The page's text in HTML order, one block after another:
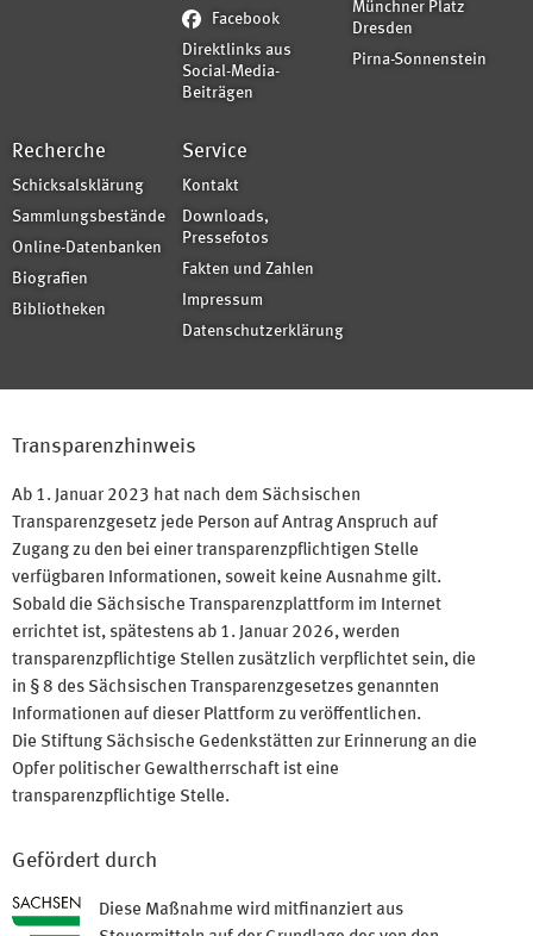
Facebook
Direktlinks aus
Social-Media-
Beiträgen
Münchner Platz
Dresden
Pirna-Sonnenstein
Recherche
Schicksalsklärung
Sammlungsbestände
Online-Datenbanken
Biografien
Bibliotheken
Service
Kontakt
Downloads,
Pressefotos
Fakten und Zahlen
Impressum
Datenschutzerklärung
Transparenzhinweis
Ab 1. Januar 2023 hat nach dem Sächsischen
Transparenzgesetz jede Person auf Antrag Anspruch auf
Zugang zu den bei einer transparenzpflichtigen Stelle
verfügbaren Informationen, soweit keine Ausnahme gilt.
Sobald die Sächsische Transparenzplattform im Internet
errichtet ist, spätestens ab 1. Januar 2026, werden
transparenzpflichtige Stellen zusätzlich verpflichtet sein, die
in § 8 des Sächsischen Transparenzgesetzes genannten
Informationen auf dieser Plattform zu veröffentlichen.
Die Stiftung Sächsische Gedenkstätten zur Erinnerung an die
Opfer politischer Gewaltherrschaft ist eine
transparenzpflichtige Stelle.
Gefördert durch
Diese Maßnahme wird mitfinanziert aus